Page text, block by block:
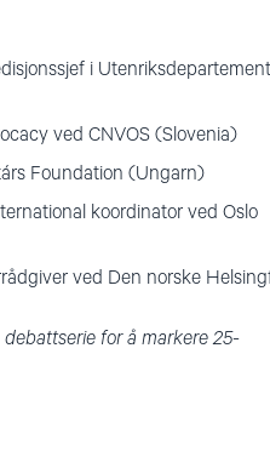
i
ved CNVOS (Slovenia)
Foundation (Ungarn)
koordinator ved Oslo
ved Den norske
for å markere 25-